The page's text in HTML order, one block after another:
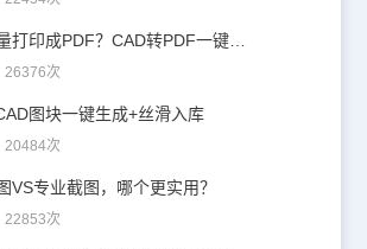
CAD怎么批量打印成PDF？CAD转PDF一键批量完成！
次
图块一键生成+丝滑入库
次
VS专业截图，哪个更实用？
次